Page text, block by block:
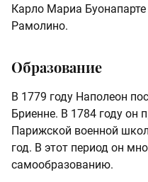
Карло Мариа
Рамолино.
Образование
В 1779 году Наполеон
Бриенне. В 1784 году он
Парижской военной
год. В этот период он
самообразованию.